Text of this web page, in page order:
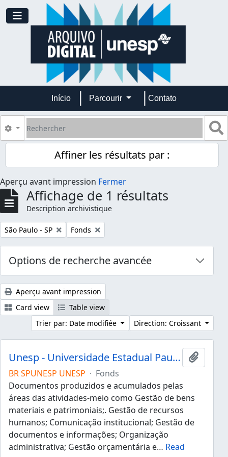
Skip to main content
Toggle navigation
Início Parcourir Contato
Rechercher
Search options
Affiner les résultats par :
Aperçu avant impression Fermer
Affichage de 1 résultats
Description archivistique
Remove filter:
São Paulo - SP Remove filter:
Fonds
Options de recherche avancée
Aperçu avant impression
Card view
Table view
Trier par: Date modifiée
Direction: Croissant
Unesp - Universidade Estadual Paulista "Júlio de Mesquita Filho"
Ajouter
BR SPUNESP UNESP · Fonds
Documentos produzidos e acumulados pelas
áreas das atividades-meio como Gestão de bens
materiais e patrimoniais;. Gestão de recursos
humanos; Comunicação institucional; Gestão de
documentos e informações; Organização
administrativa; Gestão orçamentária e… Read